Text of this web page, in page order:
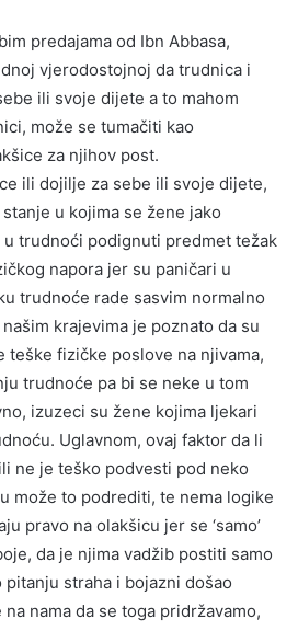
predajama od Ibn Abbasa,
vjerodostojnoj da trudnica i
ili svoje dijete a to mahom
može se tumačiti kao
za njihov post.
ili dojilje za sebe ili svoje dijete,
u kojima se žene jako
trudnoći podignuti predmet težak
napora jer su paničari u
trudnoće rade sasvim normalno
krajevima je poznato da su
teške fizičke poslove na njivama,
trudnoće pa bi se neke u tom
izuzeci su žene kojima ljekari
Uglavnom, ovaj faktor da li
ne je teško podvesti pod neko
može to podrediti, te nema logike
pravo na olakšicu jer se ‘samo’
da je njima vadžib postiti samo
straha i bojazni došao
nama da se toga pridržavamo,